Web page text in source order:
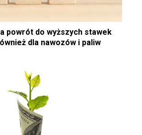
powrót do wyższych stawek
dla nawozów i paliw